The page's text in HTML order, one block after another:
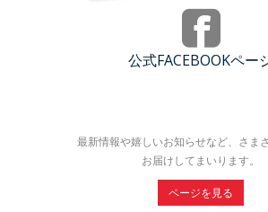
公式FACEBOOKペー
最新情報や嬉しいお知らせなど、さま
お届けしてまいります。
ページを見る